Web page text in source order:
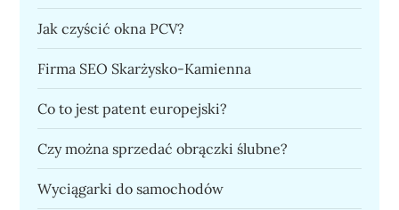
Jak czyścić okna PCV?
Firma SEO Skarżysko-Kamienna
Co to jest patent europejski?
Czy można sprzedać obrączki ślubne?
Wyciągarki do samochodów